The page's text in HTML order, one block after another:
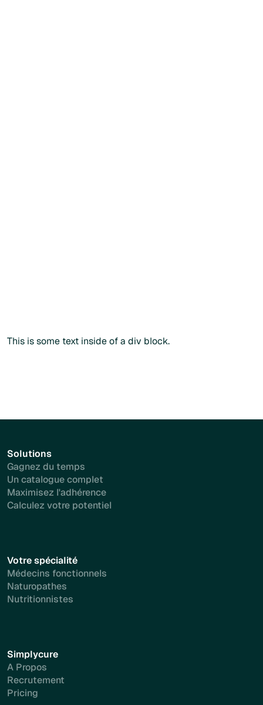
This is some text inside of a div block.
Solutions
Gagnez du temps
Un catalogue complet
Maximisez l'adhérence
Calculez votre potentiel
Votre spécialité
Médecins fonctionnels
Naturopathes
Nutritionnistes
Simplycure
A Propos
Recrutement
Pricing